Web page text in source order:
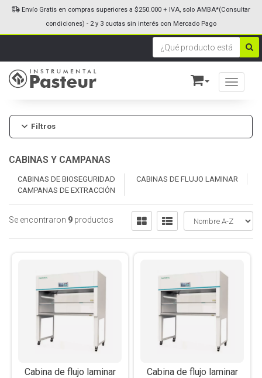
Toggle
Envío Gratis en compras superiores a $250.000 + IVA, solo AMBA*(Consultar
condiciones) - 2 y 3 cuotas sin interés con Mercado Pago
Filtros
CABINAS Y CAMPANAS
CABINAS DE BIOSEGURIDAD
CABINAS DE FLUJO LAMINAR
CAMPANAS DE EXTRACCIÓN
Se encontraron 9 productos
Cabina de flujo laminar
Cabina de flujo laminar